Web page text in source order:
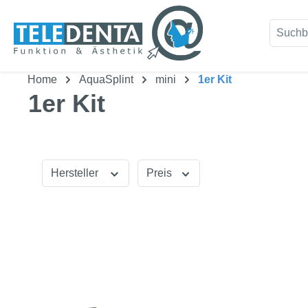
Home AquaSplint mini 1er Kit
1er Kit
Hersteller Preis